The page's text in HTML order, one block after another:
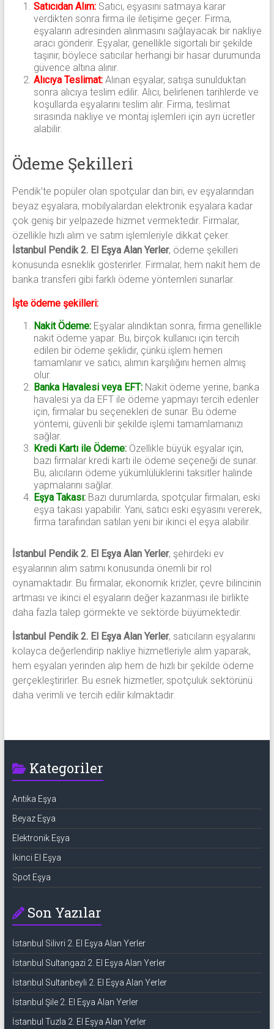
Satıcıdan Alım:Satıcı, eşyasını satmaya karar
verdikten sonra firma ile iletişime geçer. Firma,
eşyaların adresinden alınmasını sağlayacak bir nakliye
aracı gönderir. Eşyalar, genellikle sigortalı bir şekilde
taşınır, böylece satıcılar herhangi bir hasar durumunda
güvence altına alınır.
Alıcıya Teslimat:Alınan eşyalar, satışa sunulduktan
sonra alıcıya teslim edilir. Alıcı, belirlenen tarihlerde ve
koşullarda eşyalarını teslim alır. Firma, teslimat
sırasında nakliye ve montaj işlemleri için ayrı ücretler
alabilir.
Ödeme Şekilleri
Pendik’te popüler olan spotçular dan biri, ev eşyalarından
beyaz eşyalara, mobilyalardan elektronik eşyalara kadar
çok geniş bir yelpazede hizmet vermektedir. Firmalar,
özellikle hızlı alım ve satım işlemleriyle dikkat çeker.
İstanbul Pendik 2. El Eşya Alan Yerler, ödeme şekilleri
konusunda esneklik gösterirler. Firmalar, hem nakit hem de
banka transferi gibi farklı ödeme yöntemleri sunarlar.
İşte ödeme şekilleri:
Nakit Ödeme:Eşyalar alındıktan sonra, firma genellikle
nakit ödeme yapar. Bu, birçok kullanıcı için tercih
edilen bir ödeme şeklidir, çünkü işlem hemen
tamamlanır ve satıcı, alımın karşılığını hemen almış
olur.
Banka Havalesi veya EFT:Nakit ödeme yerine, banka
havalesi ya da EFT ile ödeme yapmayı tercih edenler
için, firmalar bu seçenekleri de sunar. Bu ödeme
yöntemi, güvenli bir şekilde işlemi tamamlamanızı
sağlar.
Kredi Kartı ile Ödeme:Özellikle büyük eşyalar için,
bazı firmalar kredi kartı ile ödeme seçeneği de sunar.
Bu, alıcıların ödeme yükümlülüklerini taksitler halinde
yapmalarını sağlar.
Eşya Takası:Bazı durumlarda, spotçular firmaları, eski
eşya takası yapabilir. Yani, satıcı eski eşyasını vererek,
firma tarafından satılan yeni bir ikinci el eşya alabilir.
İstanbul Pendik 2. El Eşya Alan Yerler, şehirdeki ev
eşyalarının alım satımı konusunda önemli bir rol
oynamaktadır. Bu firmalar, ekonomik krizler, çevre bilincinin
artması ve ikinci el eşyaların değer kazanması ile birlikte
daha fazla talep görmekte ve sektörde büyümektedir.
İstanbul Pendik 2. El Eşya Alan Yerler, satıcıların eşyalarını
kolayca değerlendirip nakliye hizmetleriyle alım yaparak,
hem eşyaları yerinden alıp hem de hızlı bir şekilde ödeme
gerçekleştirirler. Bu esnek hizmetler, spotçuluk sektörünü
daha verimli ve tercih edilir kılmaktadır.
Kategoriler
Antika Eşya
Beyaz Eşya
Elektronik Eşya
İkinci El Eşya
Spot Eşya
Son Yazılar
İstanbul Silivri 2. El Eşya Alan Yerler
İstanbul Sultangazi 2. El Eşya Alan Yerler
İstanbul Sultanbeyli 2. El Eşya Alan Yerler
İstanbul Şile 2. El Eşya Alan Yerler
İstanbul Tuzla 2. El Eşya Alan Yerler